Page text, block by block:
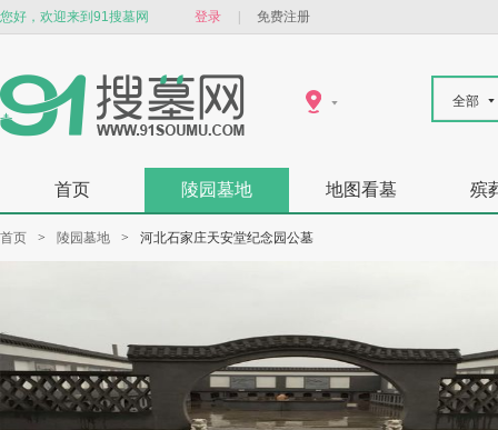
您好，欢迎来到91搜墓网 登录 免费注册
全部
首页 陵园墓地 地图看墓 殡
首页 > 陵园墓地 > 河北石家庄天安堂纪念园公墓